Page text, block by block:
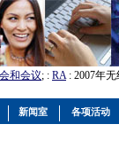
和会议; : RA: 2007年
新闻室 各项活动